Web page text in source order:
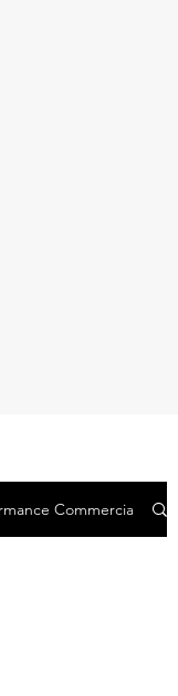
Commerciale